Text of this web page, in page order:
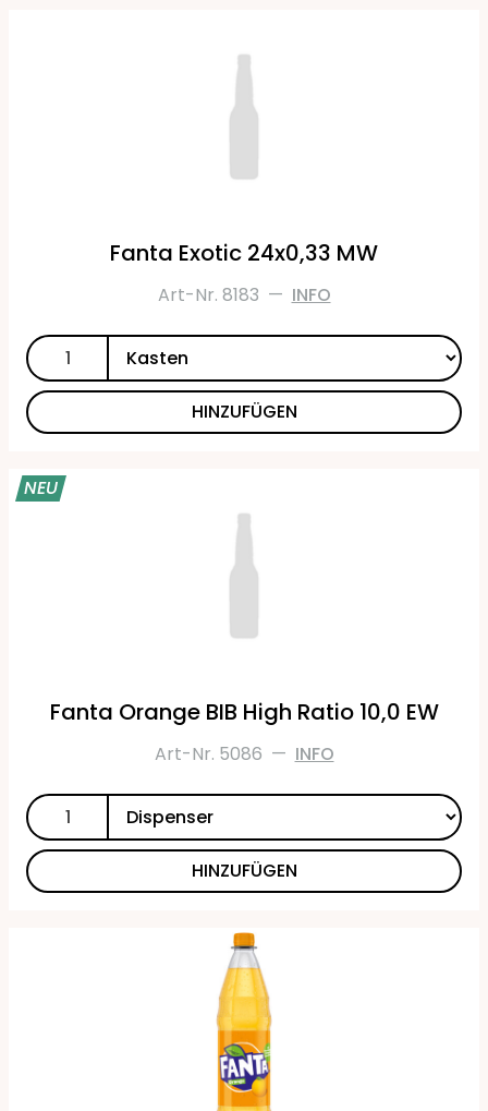
Fanta Exotic 24x0,33 MW
Art-Nr. 8183 — INFO
HINZUFÜGEN
NEU
Fanta Orange BIB High Ratio 10,0 EW
Art-Nr. 5086 — INFO
HINZUFÜGEN